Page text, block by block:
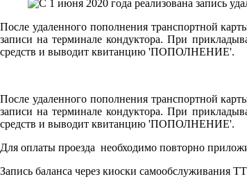
После удаленного пополнения транспортной
записи на терминале кондуктора. При
средств и выводит квитанцию 'ПОПОЛНЕНИЕ'.
После удаленного пополнения транспортной
записи на терминале кондуктора. При
средств и выводит квитанцию 'ПОПОЛНЕНИЕ'.
Для оплаты проезда необходимо повторно
Запись баланса через киоски самообслуживания